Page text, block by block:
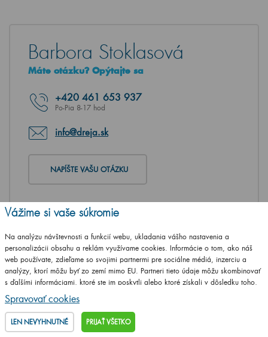
Barbora Stoklasová
Máte otázku? Opýtajte sa
+420 461 653 937
Po-Pia 8-17 hod
info@dreja.sk
NAPÍŠTE VAŠU OTÁZKU
Vážime si vaše súkromie
Na analýzu návštevnosti a funkcií webu, ukladania vášho nastavenia a
personalizácii obsahu a reklám využívame cookies. Informácie o tom, ako náš
web používate, zdieľame so svojimi partnermi pre sociálne médiá, inzerciu a
analýzy, ktorí môžu byť zo zemí mimo EU. Partneri tieto údaje môžu skombinovať
s ďalšími informáciami, ktoré ste im poskytli alebo ktoré získali v dôsledku toho,
že používate ich služby.
Spravovať cookies
LEN NEVYHNUTNÉ PRIJAŤ VŠETKO